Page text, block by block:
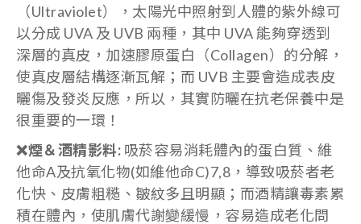
（Ultraviolet），太陽光中照射到人體的紫外線可
以分成 UVA 及 UVB 兩種，其中 UVA 能夠穿透到
深層的真皮，加速膠原蛋白（Collagen）的分解，
使真皮層結構逐漸瓦解；而 UVB 主要會造成表皮
曬傷及發炎反應，所以，其實防曬在抗老保養中是
很重要的一環！
❌煙＆酒精影料: 吸菸容易消耗體內的蛋白質、維
他命A及抗氧化物(如維他命C)7,8，導致吸菸者老
化快、皮膚粗糙、皺紋多且明顯；而酒精讓毒素累
積在體內，使肌膚代謝變緩慢，容易造成老化問